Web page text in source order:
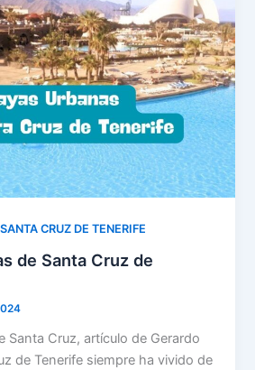
SANTA CRUZ DE TENERIFE
de Santa Cruz de
Santa Cruz, artículo de Gerardo
de Tenerife siempre ha vivido de